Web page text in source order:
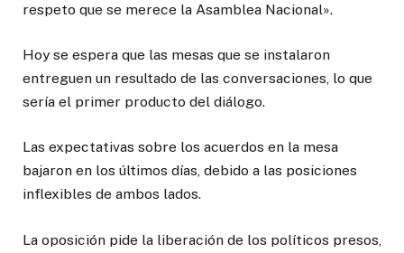
respeto que se merece la Asamblea Nacional».
Hoy se espera que las mesas que se instalaron
entreguen un resultado de las conversaciones, lo que
sería el primer producto del diálogo.
Las expectativas sobre los acuerdos en la mesa
bajaron en los últimos días, debido a las posiciones
inflexibles de ambos lados.
La oposición pide la liberación de los políticos presos,